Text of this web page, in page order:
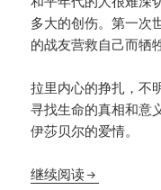
多大的创伤。第一次
的战友营救自己而牺牲
拉里内心的挣扎，不
寻找生命的真相和意
伊莎贝尔的爱情。
继续阅读《刀锋》真